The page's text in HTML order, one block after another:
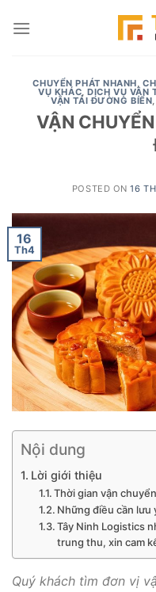
CHUYỂN PHÁT NHANH,
VỤ KHÁC,DỊCH VỤ VẬN
VẬN TẢI ĐƯỜNG BIỂN
VẬN
POSTED ON16
16
Th4
Nội dung
Lời giới thiệu
Thời gian vận
Những điều cần lưu
Tây Ninh Logistics
trung thu, xin cam
Quý khách tìm đơn vị